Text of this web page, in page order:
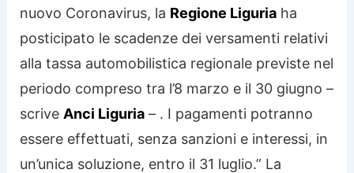
nuovo Coronavirus, la Regione Liguria ha
posticipato le scadenze dei versamenti relativi
alla tassa automobilistica regionale previste nel
periodo compreso tra l’8 marzo e il 30 giugno –
scrive Anci Liguria – . I pagamenti potranno
essere effettuati, senza sanzioni e interessi, in
un’unica soluzione, entro il 31 luglio.” La